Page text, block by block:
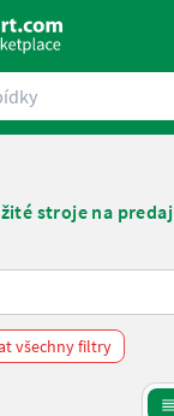
stroje na predaj
Landwirt.com
všechny filtry